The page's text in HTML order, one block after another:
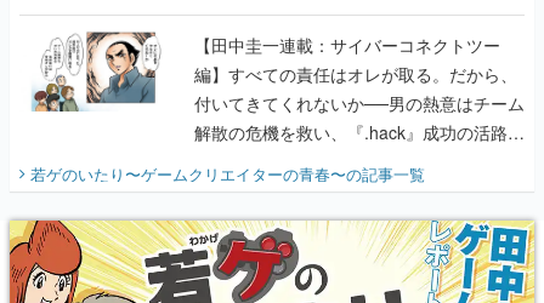
に行って、より理解を深めよう【PR】
【田中圭一連載：サイバーコネクトツー
編】すべての責任はオレが取る。だから、
付いてきてくれないか──男の熱意はチーム
解散の危機を救い、『.hack』成功の活路を
『少年ジャンプ』色だった【若ゲのいた
り】
若ゲのいたり〜ゲームクリエイターの青春〜の記事一覧